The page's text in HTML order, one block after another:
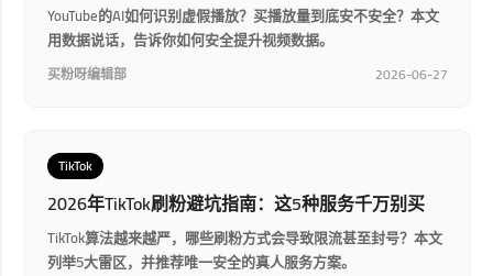
YouTube的AI如何识别虚假播放？买播放量到底安不安全？本文
用数据说话，告诉你如何安全提升视频数据。
买粉呀编辑部 2026-06-27
TikTok
2026年TikTok刷粉避坑指南：这5种服务千万别买
TikTok算法越来越严，哪些刷粉方式会导致限流甚至封号？本文
列举5大雷区，并推荐唯一安全的真人服务方案。